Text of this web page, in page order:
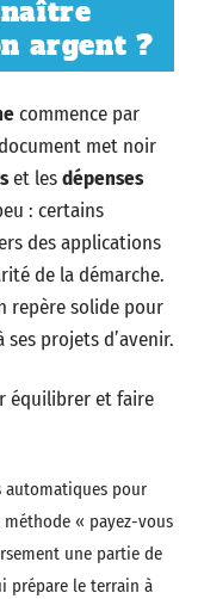
argent ?
commence par
met noir
et lesdépenses
: certains
des applications
de la démarche.
repère solide pour
projets d’avenir.
équilibrer et faire
automatiques pour
« payez-vous
une partie de
prépare le terrain à